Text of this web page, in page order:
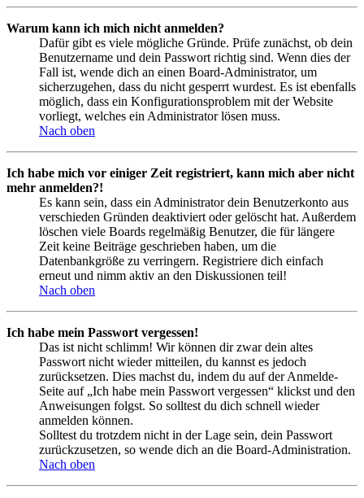
Warum kann ich mich nicht anmelden?
Dafür gibt es viele mögliche Gründe. Prüfe zunächst, ob dein
Benutzername und dein Passwort richtig sind. Wenn dies der
Fall ist, wende dich an einen Board-Administrator, um
sicherzugehen, dass du nicht gesperrt wurdest. Es ist ebenfalls
möglich, dass ein Konfigurationsproblem mit der Website
vorliegt, welches ein Administrator lösen muss.
Nach oben
Ich habe mich vor einiger Zeit registriert, kann mich aber nicht
mehr anmelden?!
Es kann sein, dass ein Administrator dein Benutzerkonto aus
verschieden Gründen deaktiviert oder gelöscht hat. Außerdem
löschen viele Boards regelmäßig Benutzer, die für längere
Zeit keine Beiträge geschrieben haben, um die
Datenbankgröße zu verringern. Registriere dich einfach
erneut und nimm aktiv an den Diskussionen teil!
Nach oben
Ich habe mein Passwort vergessen!
Das ist nicht schlimm! Wir können dir zwar dein altes
Passwort nicht wieder mitteilen, du kannst es jedoch
zurücksetzen. Dies machst du, indem du auf der Anmelde-
Seite auf „Ich habe mein Passwort vergessen“ klickst und den
Anweisungen folgst. So solltest du dich schnell wieder
anmelden können.
Solltest du trotzdem nicht in der Lage sein, dein Passwort
zurückzusetzen, so wende dich an die Board-Administration.
Nach oben